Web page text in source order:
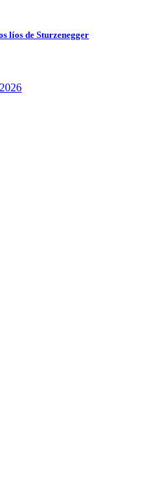
líos de Sturzenegger